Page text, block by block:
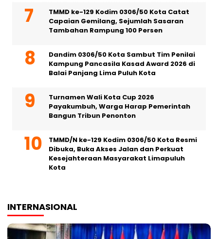
TMMD ke-129 Kodim 0306/50 Kota Catat
Capaian Gemilang, Sejumlah Sasaran
Tambahan Rampung 100 Persen
Dandim 0306/50 Kota Sambut Tim Penilai
Kampung Pancasila Kasad Award 2026 di
Balai Panjang Lima Puluh Kota
Turnamen Wali Kota Cup 2026
Payakumbuh, Warga Harap Pemerintah
Bangun Tribun Penonton
TMMD/N ke-129 Kodim 0306/50 Kota Resmi
Dibuka, Buka Akses Jalan dan Perkuat
Kesejahteraan Masyarakat Limapuluh
Kota
INTERNASIONAL